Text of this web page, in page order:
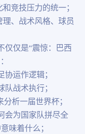
竞技压力的统一；
、战术风格、球员
仅仅是“震惊：巴西
运作逻辑；
战术执行；
析一届世界杯；
会为国家队拼尽全
味着什么；